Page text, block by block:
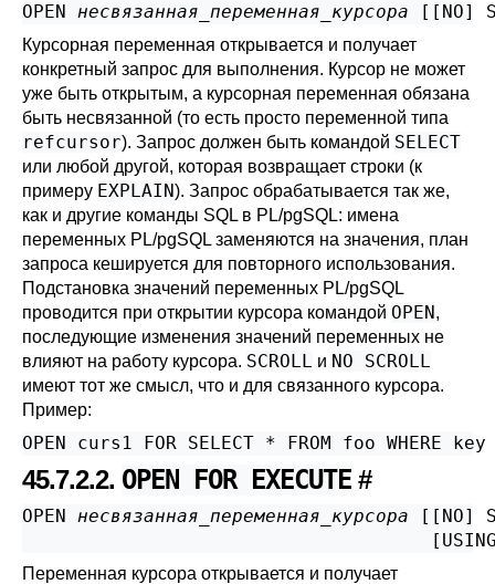
OPEN несвязанная_переменная_курсора [ [ NO]
Курсорная переменная открывается и получает
конкретный запрос для выполнения. Курсор не может
уже быть открытым, а курсорная переменная обязана
быть несвязанной (то есть просто переменной типа
refcursor). Запрос должен быть командой SELECT
или любой другой, которая возвращает строки (к
примеру EXPLAIN). Запрос обрабатывается так же,
как и другие команды SQL в PL/pgSQL: имена
переменных PL/pgSQL заменяются на значения, план
запроса кешируется для повторного использования.
Подстановка значений переменных PL/pgSQL
проводится при открытии курсора командой OPEN,
последующие изменения значений переменных не
влияют на работу курсора. SCROLL и NO SCROLL
имеют тот же смысл, что и для связанного курсора.
Пример:
OPEN curs1 FOR SELECT * FROM foo WHERE
45.7.2.2. OPEN FOR EXECUTE #
OPEN несвязанная_переменная_курсора [ [ NO]
                                     [
Переменная курсора открывается и получает